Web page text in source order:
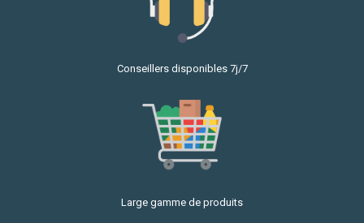
Conseillers disponibles 7j/7
Large gamme de produits